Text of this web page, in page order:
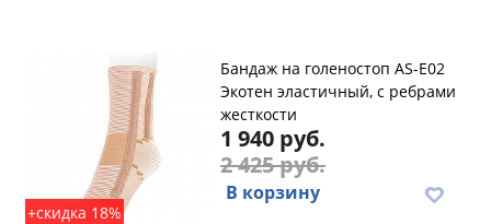
+скидка 18%
Бандаж на голеностоп AS-E02
Экотен эластичный, с ребрами
жесткости
1 940 руб.
2 425 руб.
В корзину